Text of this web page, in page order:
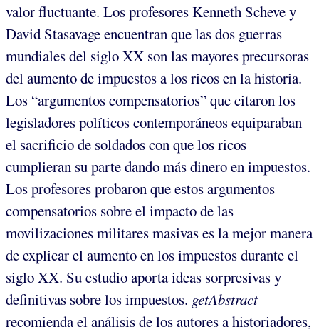
valor fluctuante. Los profesores Kenneth Scheve y
David Stasavage encuentran que las dos guerras
mundiales del siglo XX son las mayores precursoras
del aumento de impuestos a los ricos en la historia.
Los “argumentos compensatorios” que citaron los
legisladores políticos contemporáneos equiparaban
el sacrificio de soldados con que los ricos
cumplieran su parte dando más dinero en impuestos.
Los profesores probaron que estos argumentos
compensatorios sobre el impacto de las
movilizaciones militares masivas es la mejor manera
de explicar el aumento en los impuestos durante el
siglo XX. Su estudio aporta ideas sorpresivas y
definitivas sobre los impuestos. getAbstract
recomienda el análisis de los autores a historiadores,